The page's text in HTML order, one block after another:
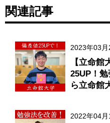
関連記事
2023年03
【立命
25UP！
ら立命館
2022年04